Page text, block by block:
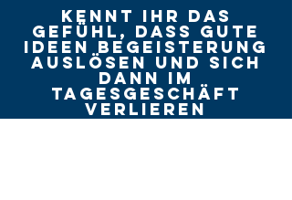
Kennt Ihr das
Gefühl, dass gute
Ideen Begeisterung
auslösen und sich
dann im
Tagesgeschäft
verlieren